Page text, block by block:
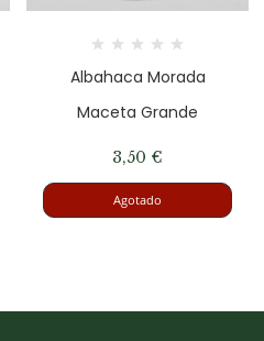
Albahaca Morada
Maceta Grande
3,50 €
Agotado